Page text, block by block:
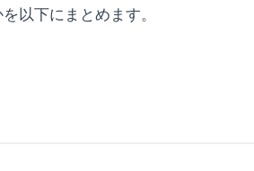
以下にまとめます。